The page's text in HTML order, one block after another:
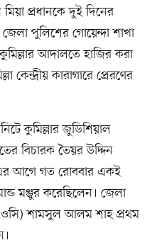
মিয়া প্রধানকে দুই দিনের
জেলা পুলিশের গোয়েন্দা শাখা
আদালতে হাজির করা
কারাগারে প্রেরণের
কুমিল্লার জুডিশিয়াল
বিচারক তৈয়র উদ্দিন
আগে গত রোববার একই
মঞ্জুর করেছিলেন। জেলা
(ওসি) শামসুল আলম শাহ প্রথম